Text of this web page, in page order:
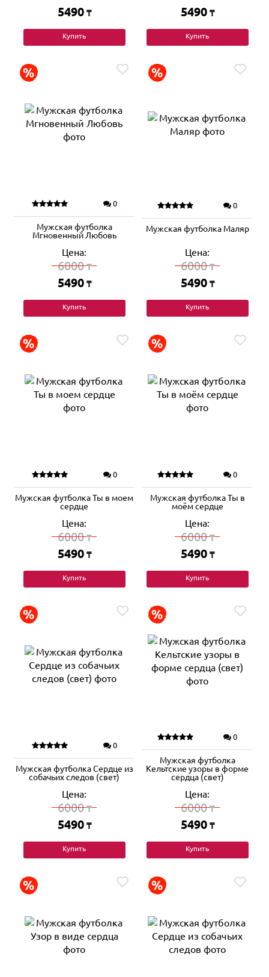
5490 ₸
Купить
5490 ₸
Купить
0
Мужская футболка
Мгновенный Любовь
Цена:
6000₸
5490 ₸
Купить
0
Мужская футболка Маляр
Цена:
6000₸
5490 ₸
Купить
0
Мужская футболка Ты в моем
сердце
Цена:
6000₸
5490 ₸
Купить
0
Мужская футболка Ты в
моём сердце
Цена:
6000₸
5490 ₸
Купить
0
Мужская футболка Сердце из
собачьих следов (свет)
Цена:
6000₸
5490 ₸
Купить
0
Мужская футболка
Кельтские узоры в форме
сердца (свет)
Цена:
6000₸
5490 ₸
Купить